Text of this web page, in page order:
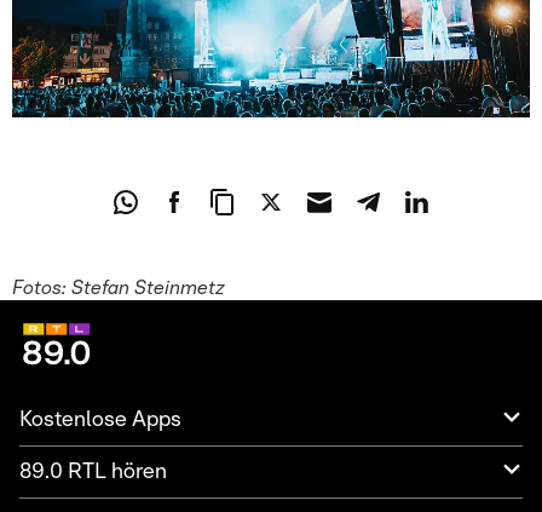
Fotos: Stefan Steinmetz
Kostenlose Apps
89.0 RTL hören